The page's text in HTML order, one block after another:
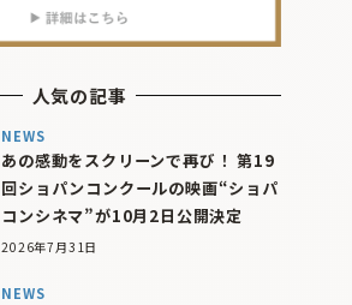
人気の記事
NEWS
あの感動をスクリーンで再び！ 第19
回ショパンコンクールの映画“ショパ
コンシネマ”が10月2日公開決定
2026年7月31日
NEWS